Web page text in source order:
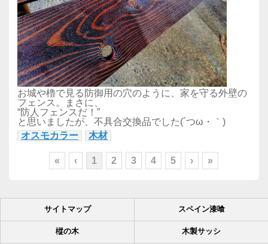
お城や櫓で見る防御用の穴のように、家を守る外壁の
フェンス。まさに、
“防人フェンスだ！”
と思いましたが、不具合交換品でした(´つω・｀)
オスモカラー
木材
« ‹ 1 2 3 4 5 › »
サイトマップ スペイン漆喰
樅の木 木製サッシ